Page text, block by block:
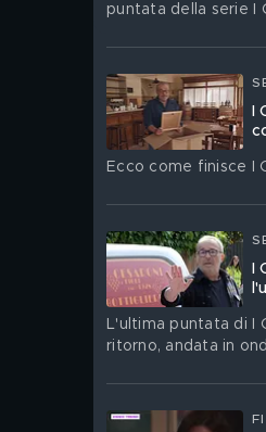
puntata della serie I
I
Ecco come finisce I
I
L'ultima puntata di I
ritorno, andata in
su Mediaset Infinity